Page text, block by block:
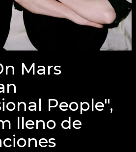
Mars
People",
lleno de